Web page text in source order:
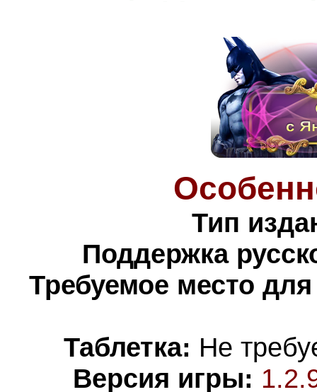
Тип
Поддержка
Требуемое место
Таблетка: Не
Версия игры: